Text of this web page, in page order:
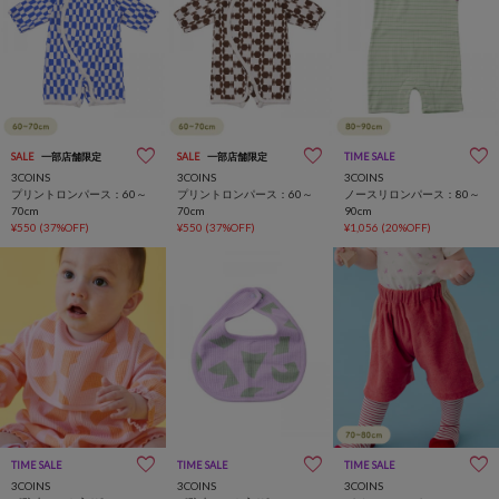
SALE 一部店舗限定
3COINS
プリントロンパース：60～
70cm
¥550 (37%OFF)
SALE 一部店舗限定
3COINS
プリントロンパース：60～
70cm
¥550 (37%OFF)
TIME SALE
3COINS
ノースリロンパース：80～
90cm
¥1,056 (20%OFF)
TIME SALE
3COINS
TIME SALE
3COINS
TIME SALE
3COINS